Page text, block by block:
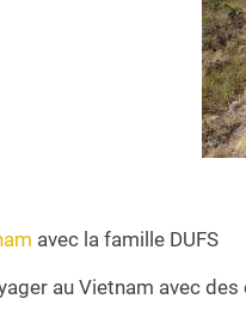
avec la famille DUFS